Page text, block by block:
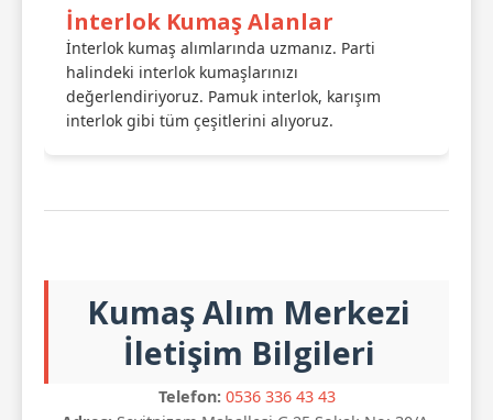
İnterlok Kumaş Alanlar
İnterlok kumaş alımlarında uzmanız. Parti
halindeki interlok kumaşlarınızı
değerlendiriyoruz. Pamuk interlok, karışım
interlok gibi tüm çeşitlerini alıyoruz.
Kumaş Alım Merkezi
İletişim Bilgileri
Telefon: 0536 336 43 43